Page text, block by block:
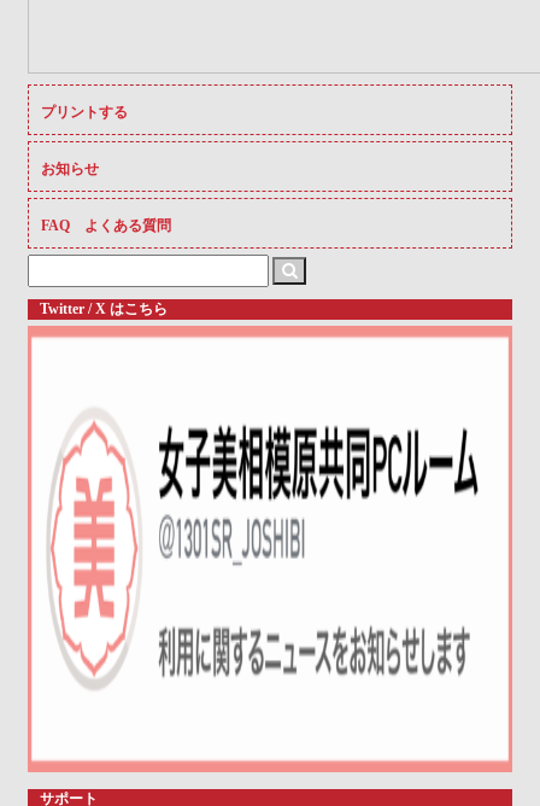
プリントする
お知らせ
FAQ よくある質問
Twitter / X はこちら
サポート